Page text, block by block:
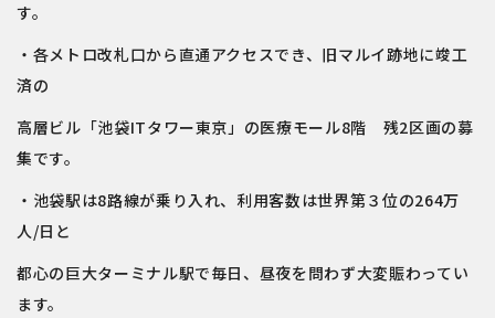
す。
・各メトロ改札口から直通アクセスでき、旧マルイ跡地に竣工
済の
高層ビル「池袋ITタワー東京」の医療モール8階 残2区画の募
集です。
・池袋駅は8路線が乗り入れ、利用客数は世界第３位の264万
人/日と
都心の巨大ターミナル駅で毎日、昼夜を問わず大変賑わってい
ます。